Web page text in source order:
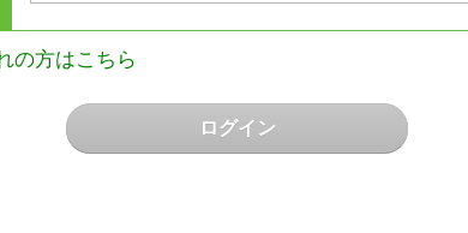
の方はこちら
ログイン